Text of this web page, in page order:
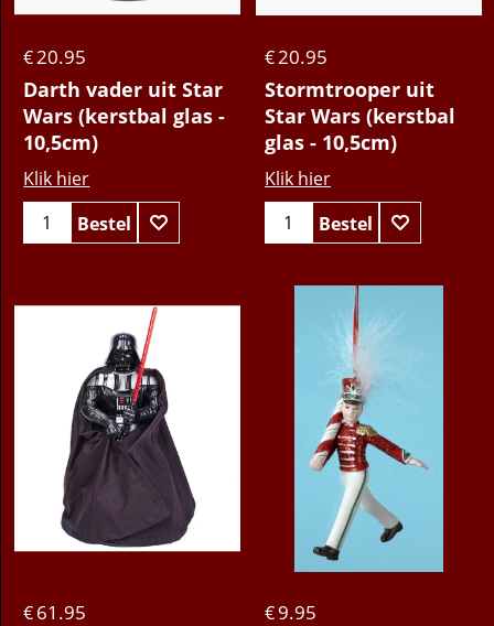
€20.95
Darth vader uit Star
Wars (kerstbal glas -
10,5cm)
Klik hier
Bestel
€20.95
Stormtrooper uit
Star Wars (kerstbal
glas - 10,5cm)
Klik hier
Bestel
€61.95 €9.95